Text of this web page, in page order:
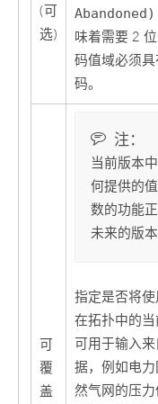
(可
选)
Abandoned)
味着需要 2
码值域必须
码。
可
覆
盖
注：
当前版本
何提供的
数的功能
未来的版本
指定是否将
在拓扑中的
可用于输入
据，例如电
然气网的压